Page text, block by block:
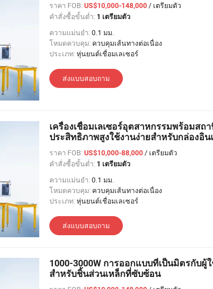
ราคา FOB:US$10,000-148,000/ เตรียมตัว
คำสั่งซื้อขั้นต่ำ: 1 เตรียมตัว
ความแม่นยำ:0.1 มม.
โหมดควบคุม: ควบคุมเส้นทางต่อเนื่อง
ประเภท:หุ่นยนต์เชื่อมเลเซอร์
ส่งแบบสอบถาม
เครื่องเชื่อมเลเซอร์อุตสาหกรรมพร้อมส
ประสิทธิภาพสูงใช้งานง่ายสำหรับกล่องอิน
ราคา FOB:US$10,000-88,000/ เตรียมตัว
คำสั่งซื้อขั้นต่ำ: 1 เตรียมตัว
ความแม่นยำ:0.1 มม.
โหมดควบคุม: ควบคุมเส้นทางต่อเนื่อง
ประเภท:หุ่นยนต์เชื่อมเลเซอร์
ส่งแบบสอบถาม
1000-3000W การออกแบบที่เป็นมิตรกับผู้
สำหรับชิ้นส่วนเหล็กที่ซับซ้อน